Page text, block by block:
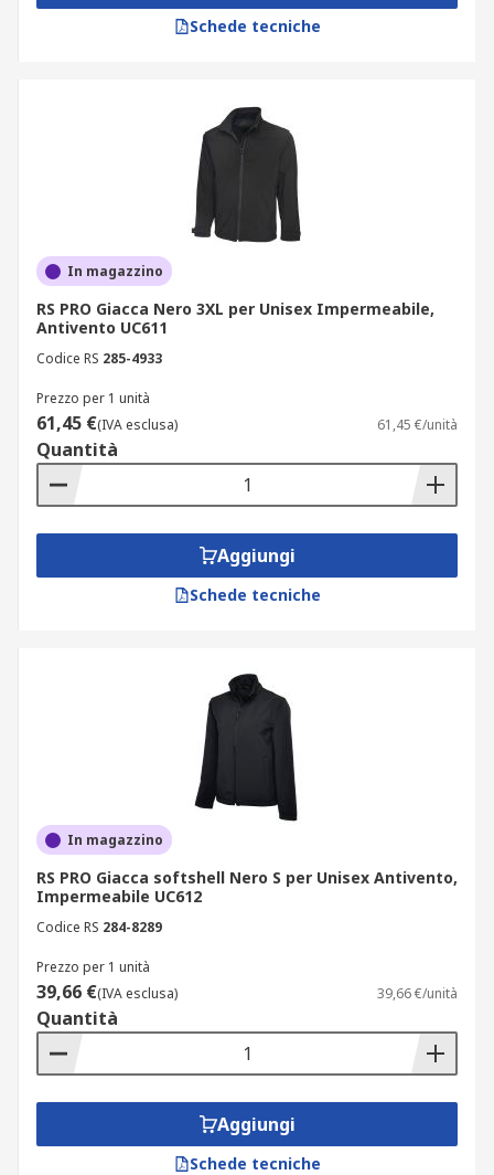
Schede tecniche
In magazzino
RS PRO Giacca Nero 3XL per Unisex Impermeabile,
Antivento UC611
Codice RS 285-4933
Prezzo per 1 unità
61,45 €(IVA esclusa) 61,45 €/unità
Quantità
Aggiungi
Schede tecniche
In magazzino
RS PRO Giacca softshell Nero S per Unisex Antivento,
Impermeabile UC612
Codice RS 284-8289
Prezzo per 1 unità
39,66 €(IVA esclusa) 39,66 €/unità
Quantità
Aggiungi
Schede tecniche